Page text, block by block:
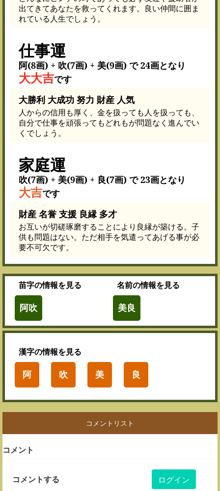
出てきてあなたを救ってくれます。良い仲間に囲ま
れている人生でしょう。
仕事運
阿(8画) + 吹(7画) + 美(9画) で 24画となり
大大吉です
大勝利 大成功 努力 財産 人気
人からの信用も厚く、金を扱っても人を扱っても、
自分で仕事を頑張ってもどれもが問題なく進んでい
くでしょう。
家庭運
吹(7画) + 美(9画) + 良(7画) で 23画となり
大吉です
財産 名誉 支援 良縁 多才
お互いが切磋琢磨することにより良縁が築ける。子
供も問題はない。ただ相手を気遣ってあげる事が必
要不可欠です。
苗字の情報を見る
阿吹
名前の情報を見る
美良
漢字の情報を見る
阿 吹 美 良
コメントリスト
コメント
コメントする ログイン